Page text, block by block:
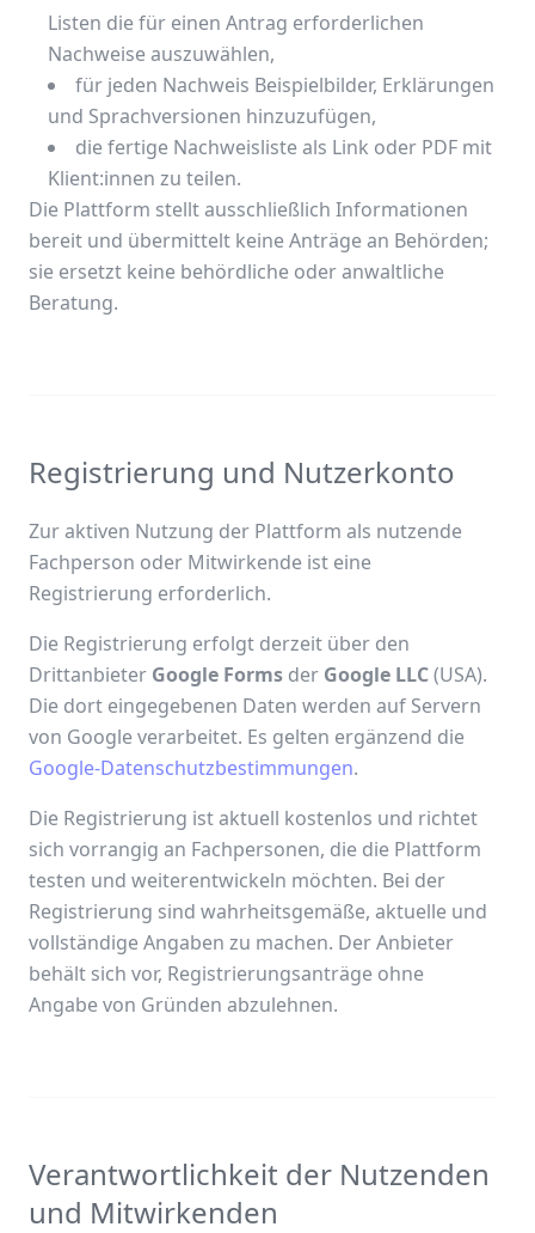
Listen die für einen Antrag erforderlichen
Nachweise auszuwählen,
für jeden Nachweis Beispielbilder, Erklärungen
und Sprachversionen hinzuzufügen,
die fertige Nachweisliste als Link oder PDF mit
Klient:innen zu teilen.
Die Plattform stellt ausschließlich Informationen
bereit und übermittelt keine Anträge an Behörden;
sie ersetzt keine behördliche oder anwaltliche
Beratung.
Registrierung und Nutzerkonto
Zur aktiven Nutzung der Plattform als nutzende
Fachperson oder Mitwirkende ist eine
Registrierung erforderlich.
Die Registrierung erfolgt derzeit über den
Drittanbieter Google Forms der Google LLC(USA).
Die dort eingegebenen Daten werden auf Servern
von Google verarbeitet. Es gelten ergänzend die
Google-Datenschutzbestimmungen.
Die Registrierung ist aktuell kostenlos und richtet
sich vorrangig an Fachpersonen, die die Plattform
testen und weiterentwickeln möchten. Bei der
Registrierung sind wahrheitsgemäße, aktuelle und
vollständige Angaben zu machen. Der Anbieter
behält sich vor, Registrierungsanträge ohne
Angabe von Gründen abzulehnen.
Verantwortlichkeit der Nutzenden
und Mitwirkenden